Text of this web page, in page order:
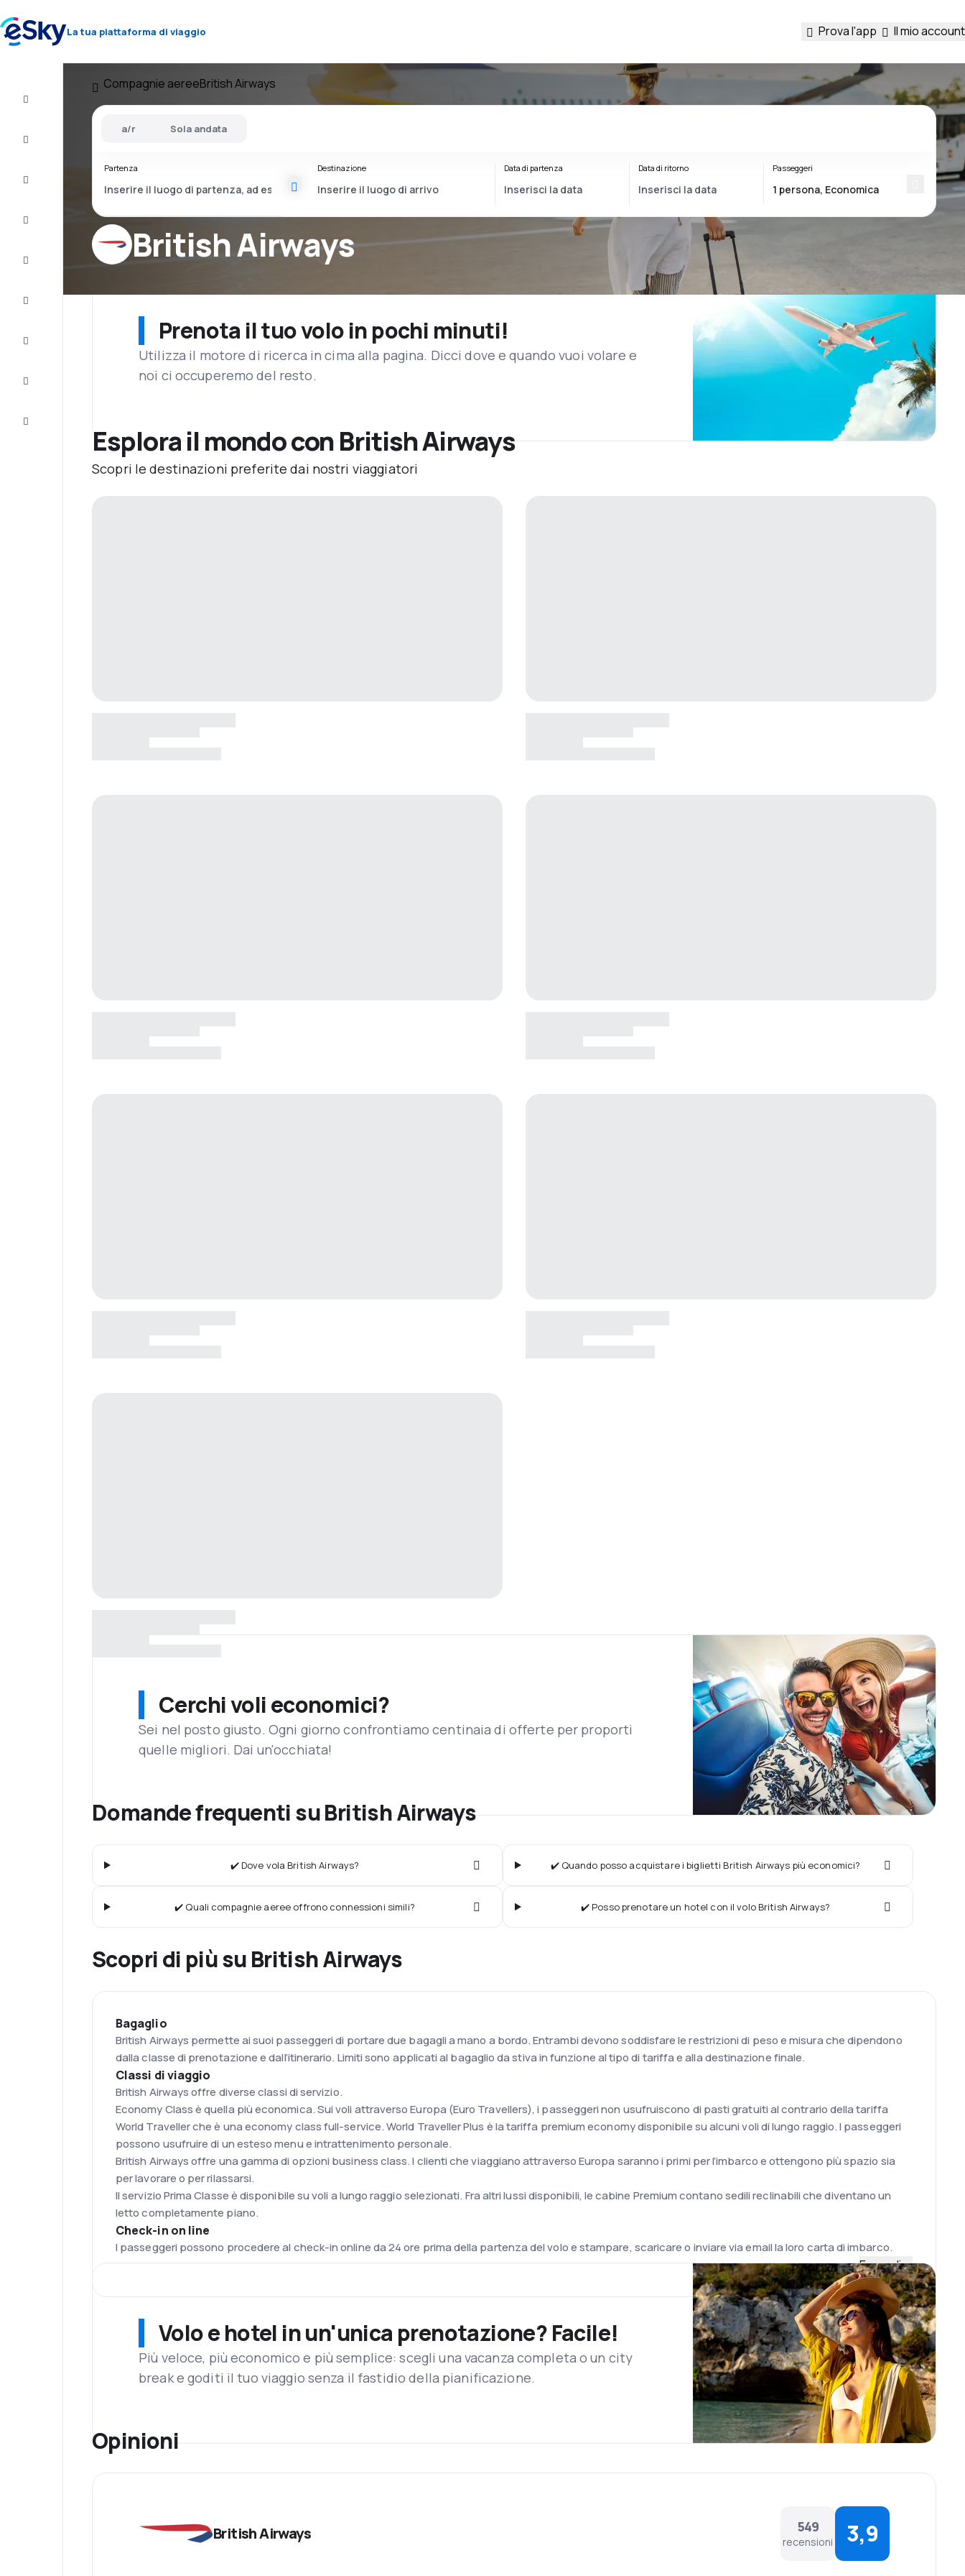
La tua piattaforma di viaggio Prova l'app Il mio account
Compagnie aereeBritish Airways
British Airways
a/r Sola andata
Partenza Destinazione Data di partenza Data di ritorno Passeggeri
Prenota il tuo volo in pochi minuti!
Utilizza il motore di ricerca in cima alla pagina. Dicci dove e quando vuoi volare e
noi ci occuperemo del resto.
Esplora il mondo con British Airways
Scopri le destinazioni preferite dai nostri viaggiatori
Cerchi voli economici?
Sei nel posto giusto. Ogni giorno confrontiamo centinaia di offerte per proporti
quelle migliori. Dai un'occhiata!
Domande frequenti su British Airways
✔️ Dove vola British Airways? ✔️ Quando posso acquistare i biglietti British Airways più economici?
✔️ Quali compagnie aeree offrono connessioni simili? ✔️ Posso prenotare un hotel con il volo British Airways?
Scopri di più su British Airways
Bagaglio
British Airways permette ai suoi passeggeri di portare due bagagli a mano a bordo. Entrambi devono soddisfare le restrizioni di peso e misura che dipendono
dalla classe di prenotazione e dall’itinerario. Limiti sono applicati al bagaglio da stiva in funzione al tipo di tariffa e alla destinazione finale.
Classi di viaggio
British Airways offre diverse classi di servizio.
Economy Class è quella più economica. Sui voli attraverso Europa (Euro Travellers), i passeggeri non usufruiscono di pasti gratuiti al contrario della tariffa
World Traveller che è una economy class full-service. World Traveller Plus è la tariffa premium economy disponibile su alcuni voli di lungo raggio. I passeggeri
possono usufruire di un esteso menu e intrattenimento personale.
British Airways offre una gamma di opzioni business class. I clienti che viaggiano attraverso Europa saranno i primi per l’imbarco e ottengono più spazio sia
per lavorare o per rilassarsi.
Il servizio Prima Classe è disponibile su voli a lungo raggio selezionati. Fra altri lussi disponibili, le cabine Premium contano sedili reclinabili che diventano un
letto completamente piano.
Check-in on line
I passeggeri possono procedere al check-in online da 24 ore prima della partenza del volo e stampare, scaricare o inviare via email la loro carta di imbarco.
British Airways possiede una flotta di circa 300 aerei che include i modelli Airbus A318-100, A319-100, A320-200, A321-200, A380-800, Boeing 727-400, 767-
Londra Heathrow
Il maggiore aeroporto internazionale di Londra si trova nella zona periferica occidentale della capitale britannica a 24km dal centro della città. L’aeroporto è il
più trafficato in Europa e il terzo al mondo per traffico di passeggeri. All’interno delle terminali si possono trovare diversi servizi come bar, ristoranti, negozi e
altri. Il servizio WIFI è disponibile all’interno dell’aeroporto cosi come accesso a computer gratuiti con servizio di banda larga.
Pasti a bordo
British Airways utilizza i servizi di Marks & Spencer come il suo fornitore di cibo. I servizi di cibo e bevande sono a pagamento sui voli europei (questa
situazione non applica per i passeggeri business class). Pasti gratuiti sono offerti in tutti i voli a lungo raggio. I pasti a bordo possono essere selezionati da un
menu online da 30 giorni a 24 ore prima della partenza.
Espandi
Volo e hotel in un'unica prenotazione? Facile!
Più veloce, più economico e più semplice: scegli una vacanza completa o un city
break e goditi il tuo viaggio senza il fastidio della pianificazione.
Opinioni
British Airways 549
recensioni 3,9